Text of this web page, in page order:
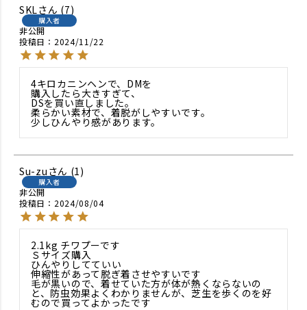
SKL 7
購入者
非公開
投稿日
2024/11/22
4キロカニンヘンで、DMを
購入したら大きすぎて、
DSを買い直しました。
柔らかい素材で、着脱がしやすいです。
少しひんやり感があります。
Su-zu 1
購入者
非公開
投稿日
2024/08/04
2.1kg チワプーです
Ｓサイズ購入
ひんやりしてていい
伸縮性があって脱ぎ着させやすいです
毛が黒いので、着せていた方が体が熱くならないの
と、防虫効果よくわかりませんが、芝生を歩くのを好
むので買ってよかったです